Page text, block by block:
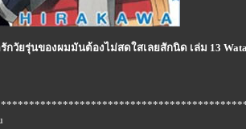
กวัยรุ่นของผมมันต้องไม่สดใสเลยสักนิด เล่ม 13